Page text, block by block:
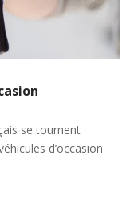
se tournent
d’occasion